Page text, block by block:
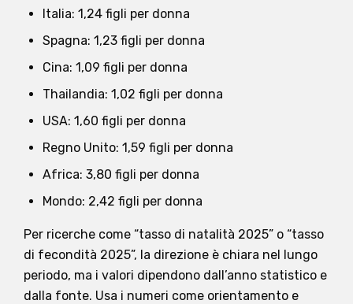
Italia: 1,24 figli per donna
Spagna: 1,23 figli per donna
Cina: 1,09 figli per donna
Thailandia: 1,02 figli per donna
USA: 1,60 figli per donna
Regno Unito: 1,59 figli per donna
Africa: 3,80 figli per donna
Mondo: 2,42 figli per donna
Per ricerche come “tasso di natalità 2025” o “tasso
di fecondità 2025”, la direzione è chiara nel lungo
periodo, ma i valori dipendono dall’anno statistico e
dalla fonte. Usa i numeri come orientamento e